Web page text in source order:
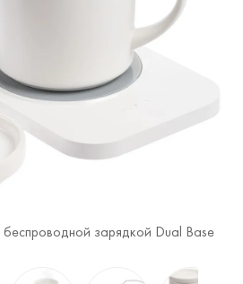
зарядкой Dual Base